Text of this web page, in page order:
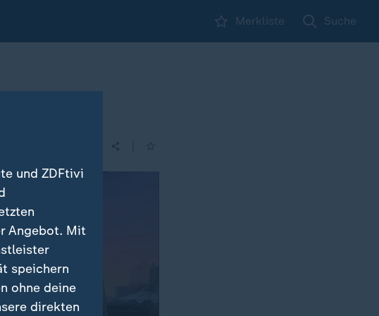
Merkliste Suche
und ZDFtivi
Angebot. Mit
speichern
ohne deine
direkten